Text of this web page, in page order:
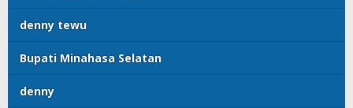
denny tewu
Bupati Minahasa Selatan
denny